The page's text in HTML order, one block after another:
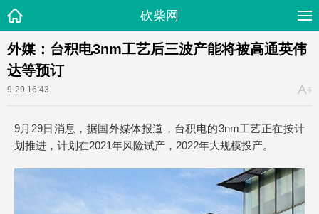
砍柴网
外媒：台积电3nm工艺后三波产能将被高通英伟
达等预订
9-29 16:43
9月29日消息，据国外媒体报道，台积电的3nm工艺正在按计
划推进，计划在2021年风险试产，2022年大规模投产。